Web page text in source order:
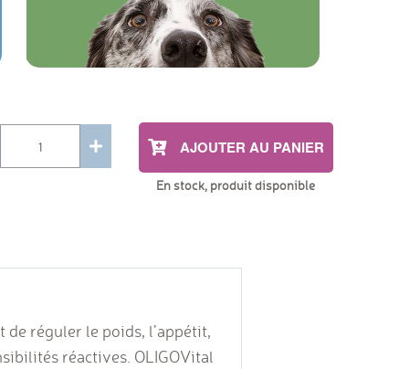
AJOUTER AU PANIER
En stock, produit disponible
réguler le poids, l’appétit,
réactives. OLIGOVital